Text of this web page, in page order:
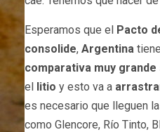
Esperamos que el Pacto
consolide, Argentina
comparativa muy grande
el litio y esto va a
es necesario que lleguen
como Glencore, Río Tinto,